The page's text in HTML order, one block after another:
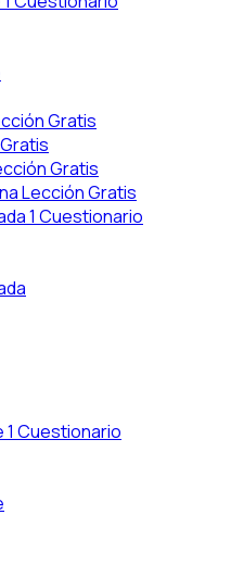
Gratis
Gratis
Lección Gratis
1 Cuestionario
1 Cuestionario